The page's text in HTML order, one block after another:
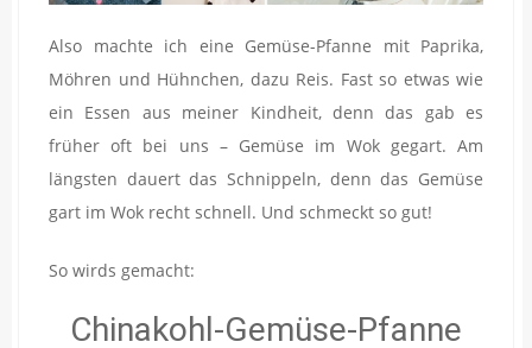
Also machte ich eine Gemüse-Pfanne mit Paprika,
Möhren und Hühnchen, dazu Reis. Fast so etwas wie
ein Essen aus meiner Kindheit, denn das gab es
früher oft bei uns – Gemüse im Wok gegart. Am
längsten dauert das Schnippeln, denn das Gemüse
gart im Wok recht schnell. Und schmeckt so gut!
So wirds gemacht:
Chinakohl-Gemüse-Pfanne